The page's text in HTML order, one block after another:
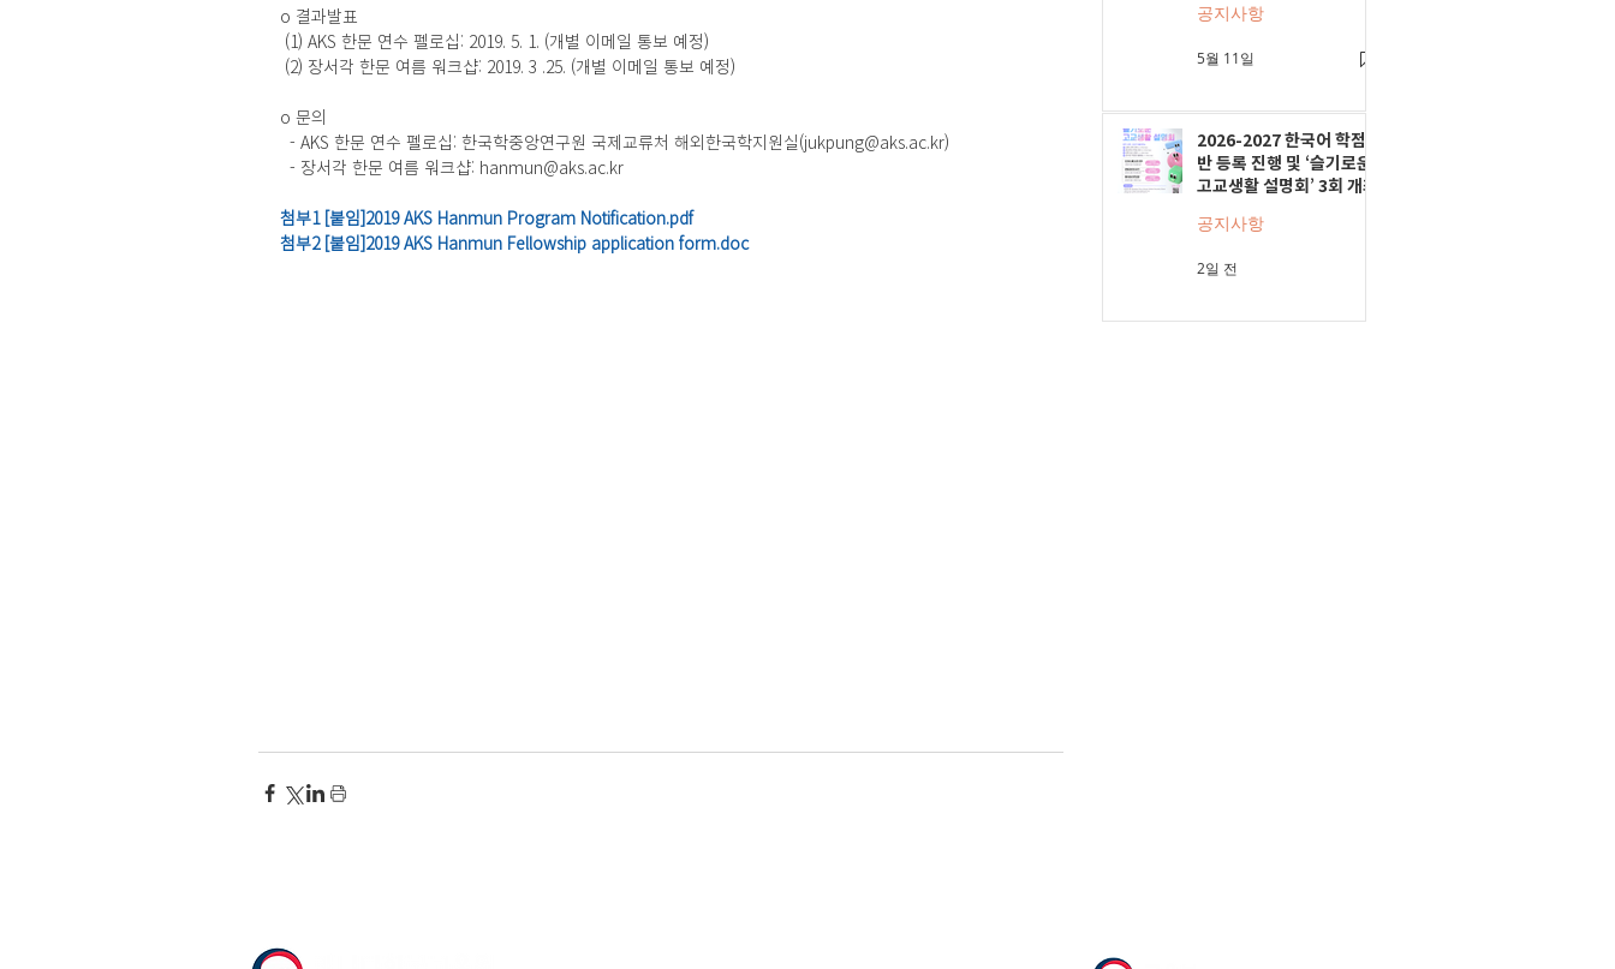
o 결과발표
(1) AKS 한문 연수 펠로십: 2019. 5. 1. (개별 이메일 통보 예정)
(2) 장서각 한문 여름 워크샵: 2019. 3 .25. (개별 이메일 통보 예정)
o 문의
  - AKS 한문 연수 펠로십: 한국학중앙연구원 국제교류처 해외한국학지원실(jukpung@aks.ac.kr)
  - 장서각 한문 여름 워크샵: hanmun@aks.ac.kr
첨부1 [붙임]2019 AKS Hanmun Program Notification.pdf
첨부2 [붙임]2019 AKS Hanmun Fellowship application form.doc
공지사항
5월 11일
2026-2027 한국어 학점
반 등록 진행 및 ‘슬기로운
고교생활 설명회’ 3회 개최
공지사항
2일 전